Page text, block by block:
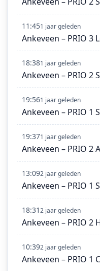
11:451 jaar geleden
Ankeveen – PRIO 3
18:381 jaar geleden
Ankeveen – PRIO 2
19:561 jaar geleden
Ankeveen – PRIO 1
19:371 jaar geleden
Ankeveen – PRIO 2
13:092 jaar geleden
Ankeveen – PRIO 1
18:312 jaar geleden
Ankeveen – PRIO 2
10:392 jaar geleden
Ankeveen – PRIO 1